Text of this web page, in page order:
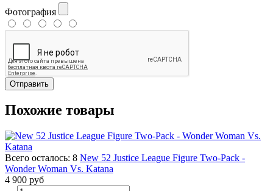
Фотография
Отправить
Похожие товары
Всего осталось: 8 New 52 Justice League Figure Two-Pack -
Wonder Woman Vs. Katana
4 900 руб